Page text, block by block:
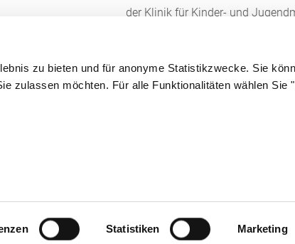
zu bieten und für anonyme Statistikzwecke. Sie
zulassen möchten. Für alle Funktionalitäten wählen Sie
Statistiken Marketing
der Klinik für Kinder- und
Lachnerstr. 41 · 80639 München
Kontakt Infoabende